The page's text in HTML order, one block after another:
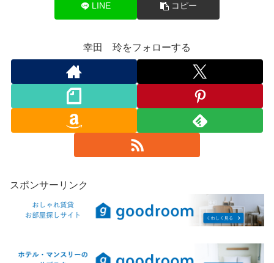
LINE コピー
幸田 玲をフォローする
スポンサーリンク